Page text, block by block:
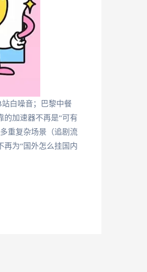
白噪音；巴黎中餐
的加速器不再是“可有
重复杂场景（追剧流
再为“国外怎么挂国内